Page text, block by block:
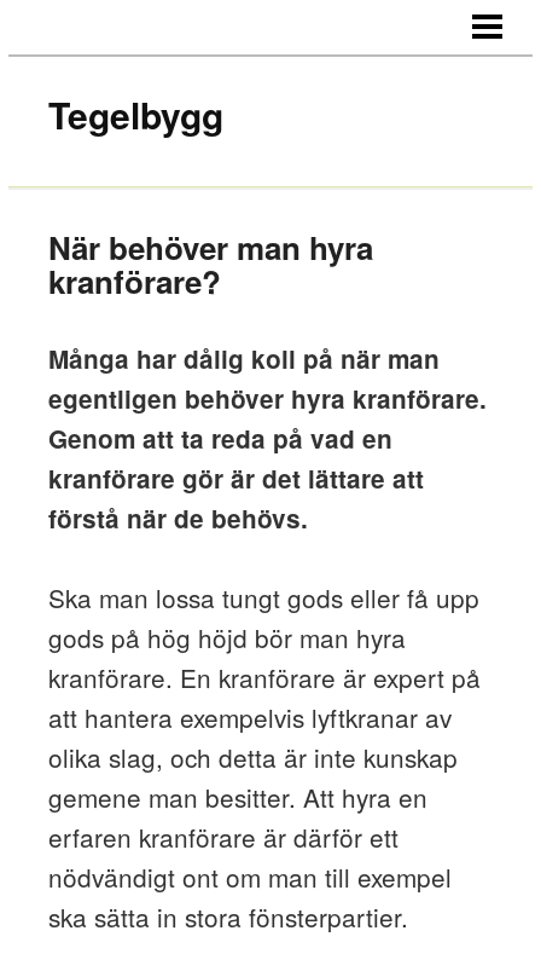
KONTAKT
Tegelbygg
När behöver man hyra
kranförare?
Många har dålig koll på när man
egentligen behöver hyra kranförare.
Genom att ta reda på vad en
kranförare gör är det lättare att
förstå när de behövs.
Ska man lossa tungt gods eller få upp
gods på hög höjd bör man hyra
kranförare. En kranförare är expert på
att hantera exempelvis lyftkranar av
olika slag, och detta är inte kunskap
gemene man besitter. Att hyra en
erfaren kranförare är därför ett
nödvändigt ont om man till exempel
ska sätta in stora fönsterpartier.